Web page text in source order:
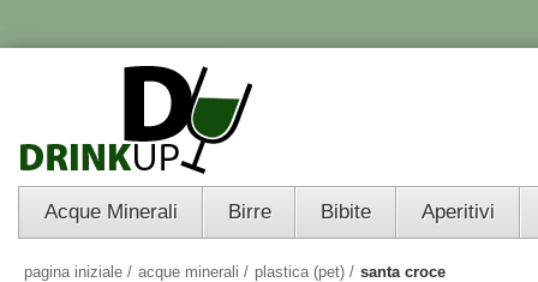
Acque Minerali Birre Bibite Aperitivi
pagina iniziale / acque minerali / plastica (pet) / santa croce